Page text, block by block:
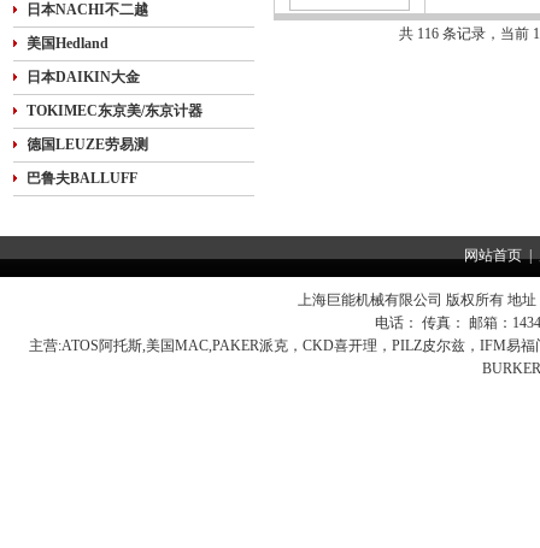
日本NACHI不二越
美国Hedland
日本DAIKIN大金
TOKIMEC东京美/东京计器
德国LEUZE劳易测
巴鲁夫BALLUFF
共 116 条记录，当
网站首页|
上海巨能机械有限公司 版权所有 地
电话： 传真： 邮箱：
主营:ATOS阿托斯,美国MAC,PAKER派克，CKD喜开理，PILZ皮尔兹，IFM易